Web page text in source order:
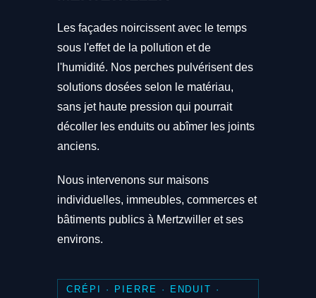
Les façades noircissent avec le temps
sous l'effet de la pollution et de
l'humidité. Nos perches pulvérisent des
solutions dosées selon le matériau,
sans jet haute pression qui pourrait
décoller les enduits ou abîmer les joints
anciens.
Nous intervenons sur maisons
individuelles, immeubles, commerces et
bâtiments publics à Mertzwiller et ses
environs.
CRÉPI · PIERRE · ENDUIT ·